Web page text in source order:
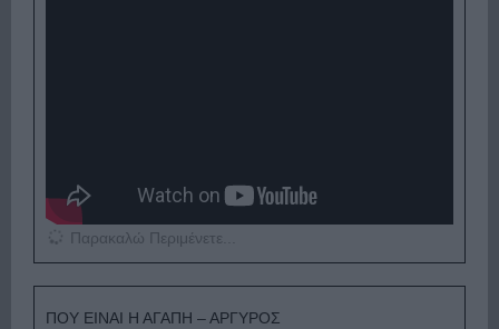
Παρακαλώ Περιμένετε...
ΠΟΥ ΕΙΝΑΙ Η ΑΓΑΠΗ – ΑΡΓΥΡΟΣ